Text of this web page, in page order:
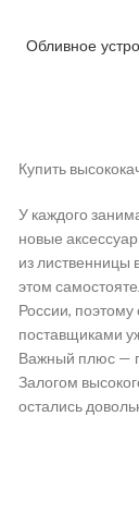
Обливное
Купить
У каждого
новые
из лиственницы
этом
России,
поставщиками
Важный плюс —
Залогом
остались